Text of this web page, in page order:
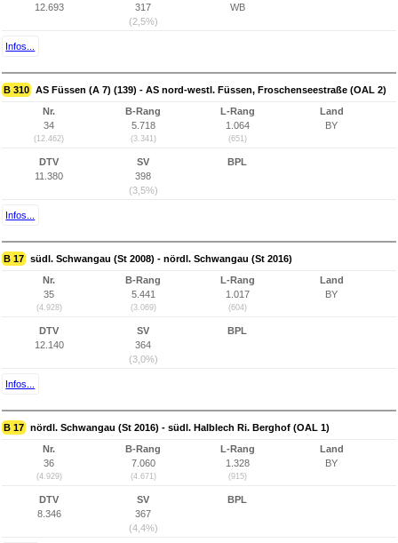
12.693
317
(2,5%)
WB
Infos...
B 310 AS Füssen (A 7) (139) - AS nord-westl. Füssen, Froschenseestraße (OAL 2)
Nr.
34
(12.462)
B-Rang
5.718
(3.341)
L-Rang
1.064
(651)
Land
BY
DTV
11.380
SV
398
(3,5%)
BPL
Infos...
B 17 südl. Schwangau (St 2008) - nördl. Schwangau (St 2016)
Nr.
35
(4.928)
B-Rang
5.441
(3.069)
L-Rang
1.017
(604)
Land
BY
DTV
12.140
SV
364
(3,0%)
BPL
Infos...
B 17 nördl. Schwangau (St 2016) - südl. Halblech Ri. Berghof (OAL 1)
Nr.
36
(4.929)
B-Rang
7.060
(4.671)
L-Rang
1.328
(915)
Land
BY
DTV
8.346
SV
367
(4,4%)
BPL